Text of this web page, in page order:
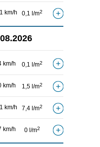
km/h 0,1 l/m2
km/h 0,1 l/m2
km/h 1,5 l/m2
km/h 7,4 l/m2
km/h 0 l/m2